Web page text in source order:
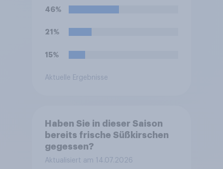
46%
21%
15%
Aktuelle Ergebnisse
Haben Sie in dieser Saison
bereits frische Süßkirschen
gegessen?
Aktualisiert am 14.07.2026